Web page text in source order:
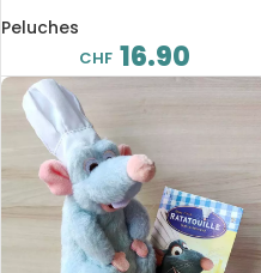
Peluches
CHF 16.90